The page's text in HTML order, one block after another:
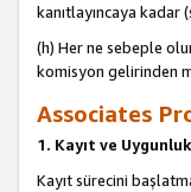
kanıtlayıncaya
(h) Her ne sebeple
komisyon gelirinden
Associates
1. Kayıt ve Uygunluk
Kayıt sürecini